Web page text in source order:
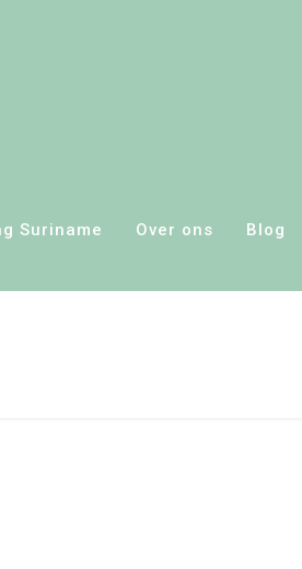
Suriname Over ons Blog